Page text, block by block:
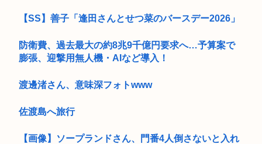
【SS】善子「逢田さんとせつ菜のバースデー2026」
防衛費、過去最大の約8兆9千億円要求へ…予算案で
膨張、迎撃用無人機・AIなど導入！
渡邊渚さん、意味深フォトwww
佐渡島へ旅行
【画像】ソープランドさん、門番4人倒さないと入れ